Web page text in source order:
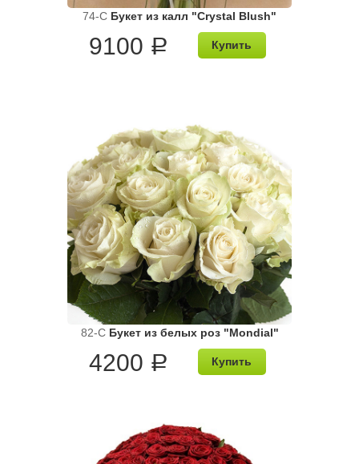
74-C Букет из калл "Crystal Blush"
9100 a Купить
82-C Букет из белых роз "Mondial"
4200 a Купить